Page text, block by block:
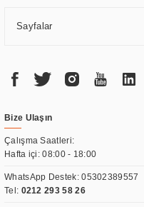
Sayfalar
Bize Ulaşın
Çalışma Saatleri:
Hafta içi: 08:00 - 18:00
WhatsApp Destek:05302389557
Tel: 0212 293 58 26